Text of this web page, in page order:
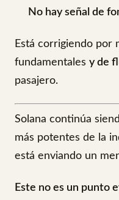
No hay señal de
Está corrigiendo por
fundamentales y de
pasajero.
Solana continúa
más potentes de la
está enviando un
Este no es un punto